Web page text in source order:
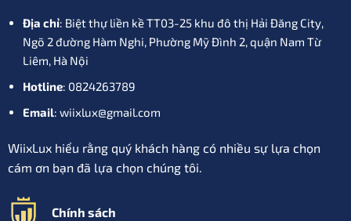
Địa chỉ: Biệt thự liền kề TT03-25 khu đô thị Hải Đăng City,
Ngõ 2 đường Hàm Nghi, Phường Mỹ Đình 2, quận Nam Từ
Liêm, Hà Nội
Hotline: 0824263789
Email: wiixlux@gmail.com
WiixLux hiểu rằng quý khách hàng có nhiều sự lựa chọn
cám ơn bạn đã lựa chọn chúng tôi.
Chính sách